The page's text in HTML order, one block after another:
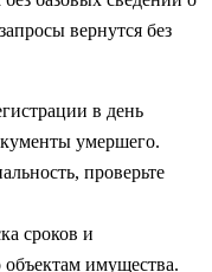
вернутся без
в день
умершего.
проверьте
сроков и
объектам имущества.